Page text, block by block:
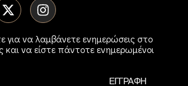
για να λαμβάνετε ενημερώσεις στο
και να είστε πάντοτε ενημερωμένοι
ΕΓΓΡΑΦΗ